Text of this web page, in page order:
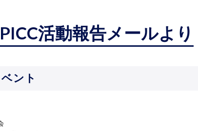
活動報告メールより
ント